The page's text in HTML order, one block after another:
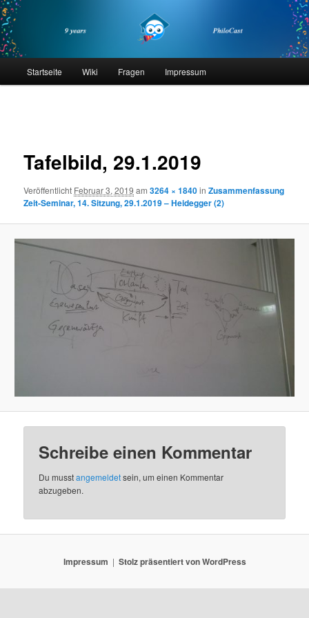
Zum
primären
Inhalt
springenphilocast
Startseite Wiki Fragen Impressum
Tafelbild, 29.1.2019
Veröffentlicht Februar 3, 2019 am3264 × 1840inZusammenfassung
Zeit-Seminar, 14. Sitzung, 29.1.2019 – Heidegger (2)
Schreibe einen Kommentar
Du musstangemeldetsein, um einen Kommentar
abzugeben.
Impressum Stolz präsentiert von WordPress